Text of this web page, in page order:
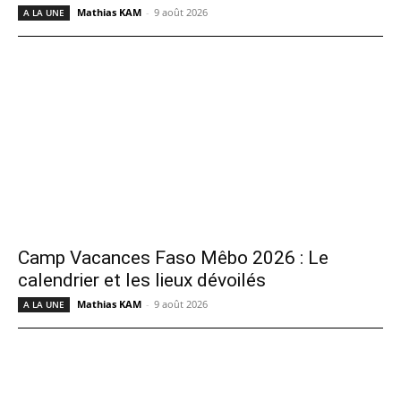
A LA UNE Mathias KAM - 9 août 2026
Camp Vacances Faso Mêbo 2026 : Le
calendrier et les lieux dévoilés
A LA UNE Mathias KAM - 9 août 2026